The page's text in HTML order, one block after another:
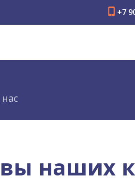
+7
наших